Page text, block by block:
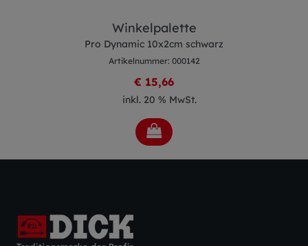
Winkelpalette
Pro Dynamic 10x2cm schwarz
Artikelnummer: 000142
€ 15,66
inkl. 20 % MwSt.